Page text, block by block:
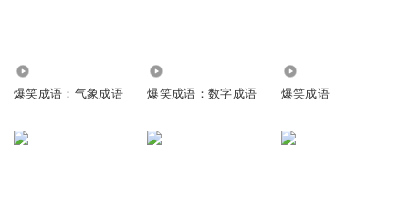
爆笑成语：气象成语 爆笑成语：数字成语 爆笑成语